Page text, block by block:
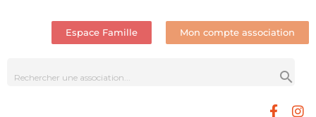
Espace Famille Mon compte association